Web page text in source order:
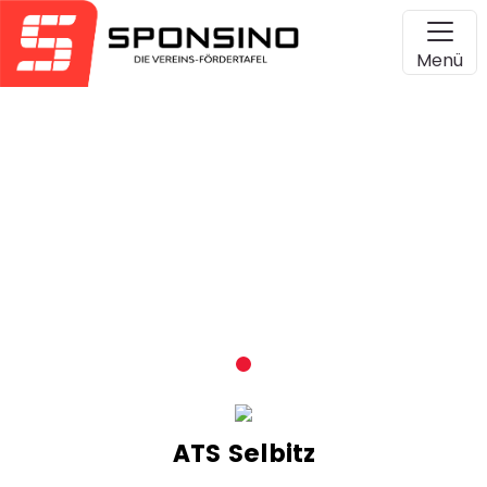
Menü
ATS Selbitz